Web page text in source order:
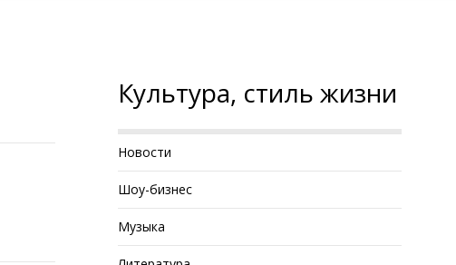
Культура, стиль жизни
Новости
Шоу-бизнес
Музыка